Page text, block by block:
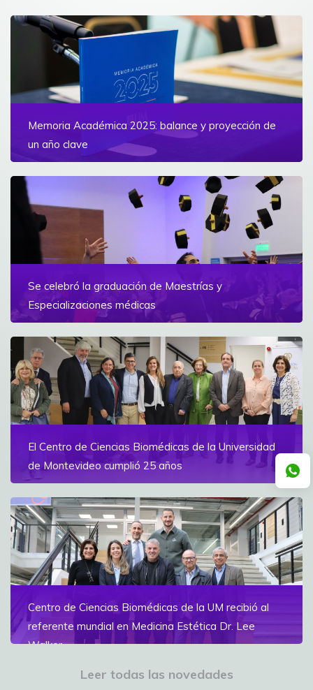
Memoria Académica 2025: balance y proyección de
un año clave
Ver más
Se celebró la graduación de Maestrías y
Especializaciones médicas
en la UM
Ver más
El Centro de Ciencias Biomédicas de la Universidad
de Montevideo cumplió 25 años
Al día de hoy ofrece dos especialidades médicas y una
Maestría en Cuidados Paliativos
Ver más
Centro de Ciencias Biomédicas de la UM recibió al
referente mundial en Medicina Estética Dr. Lee
Walker
La obra académica del especialista es el material de
Leer todas las novedades